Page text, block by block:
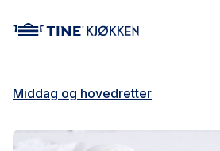
Middag og hovedretter